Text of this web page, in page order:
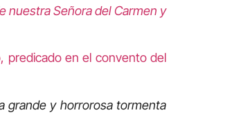
nuestra Señora del Carmen y
predicado en el convento del
grande y horrorosa tormenta